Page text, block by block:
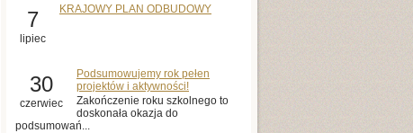
7
lipiec
KRAJOWY PLAN ODBUDOWY
30
czerwiec
Podsumowujemy rok pełen
projektów i aktywności!
Zakończenie roku szkolnego to
doskonała okazja do
podsumowań...